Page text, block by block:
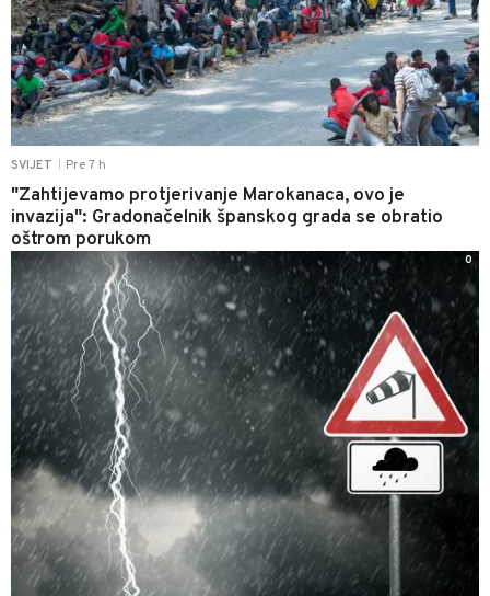
SVIJET Pre 7 h
"Zahtijevamo protjerivanje Marokanaca, ovo je
invazija": Gradonačelnik španskog grada se obratio
oštrom porukom
0